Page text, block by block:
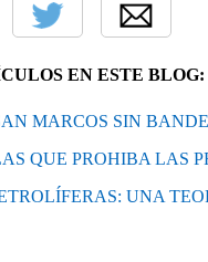
EN ESTE BLOG:
MARCOS SIN
QUE PROHIBA LAS
UNA